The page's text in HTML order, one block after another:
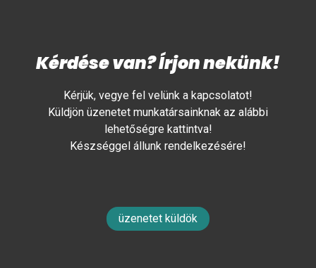
Kérdése van? Írjon nekünk!
Kérjük, vegye fel velünk a kapcsolatot!
Küldjön üzenetet munkatársainknak az alábbi
lehetőségre kattintva!
Készséggel állunk rendelkezésére!
üzenetet küldök